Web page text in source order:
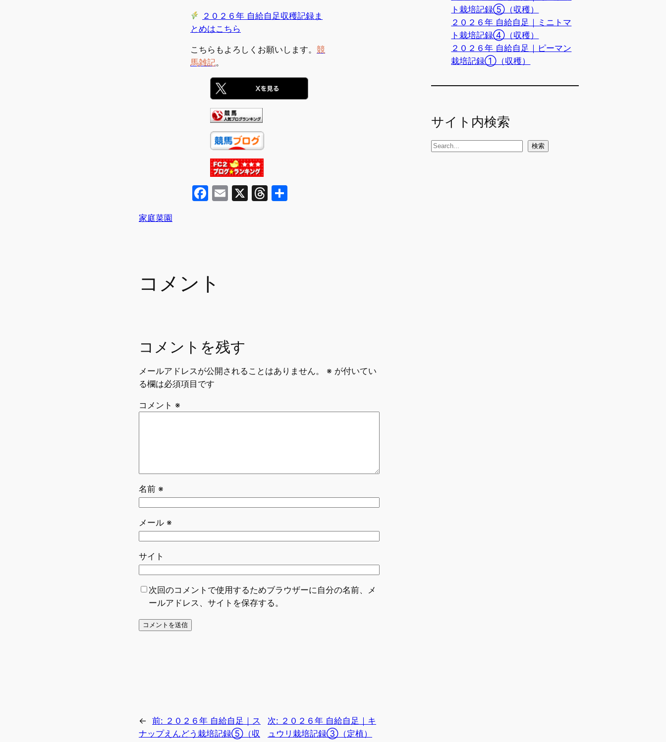
２０２６年 自給自足収穫記録ま
とめはこちら
こちらもよろしくお願いします。 競
馬雑記。
F
o
o
E
X
T
家庭菜園
コメント
コメントを残す
メールアドレスが公開されることはありません。 ※ が付いてい
る欄は必須項目です
コメント ※
名前 ※
メール ※
サイト
次回のコメントで使用するためブラウザーに自分の名前、メ
ールアドレス、サイトを保存する。
← 前: ２０２６年 自給自足｜ス
ナップえんどう栽培記録⑤（収
次: ２０２６年 自給自足｜キ
ュウリ栽培記録③（定植）
ト栽培記録⑤（収穫）
２０２６年 自給自足｜ミニトマ
ト栽培記録④（収穫）
２０２６年 自給自足｜ピーマン
栽培記録①（収穫）
サイト内検索
検
検索